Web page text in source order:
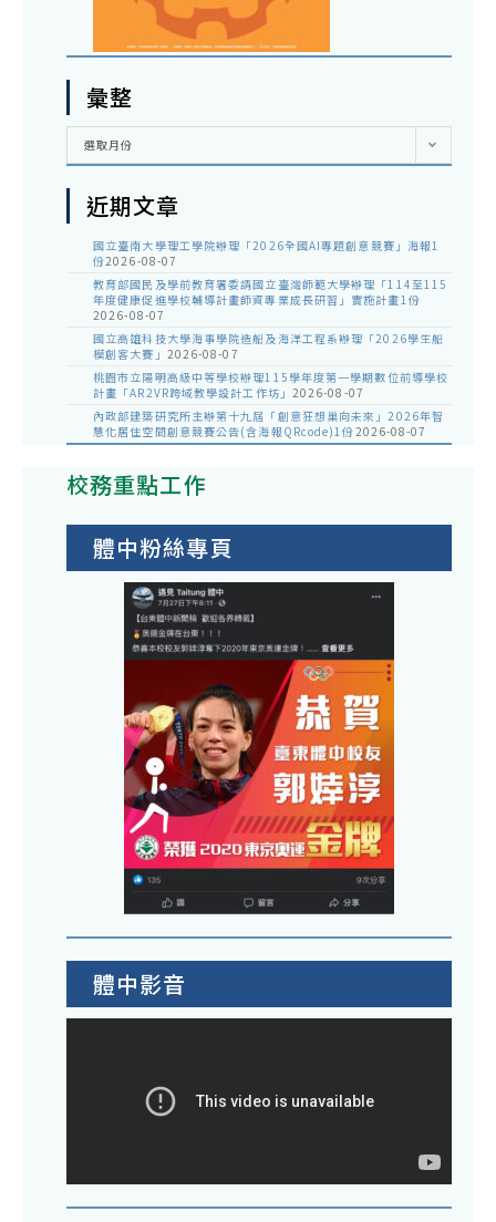
彙整
彙
選取月份
近期文章
國立臺南大學理工學院辦理「2026全國AI專題創意競賽」海報1
份2026-08-07
教育部國民及學前教育署委請國立臺灣師範大學辦理「114至115
年度健康促進學校輔導計畫師資專業成長研習」實施計畫1份
2026-08-07
國立高雄科技大學海事學院造船及海洋工程系辦理「2026學生船
模創客大賽」 2026-08-07
桃園市立陽明高級中等學校辦理115學年度第一學期數位前導學校
計畫「AR2VR跨域教學設計工作坊」 2026-08-07
內政部建築研究所主辦第十九屆「創意狂想巢向未來」2026年智
慧化居住空間創意競賽公告(含海報QRcode)1份2026-08-07
校務重點工作
體中粉絲專頁
體中影音